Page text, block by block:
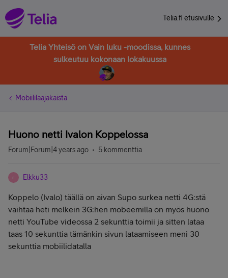
Telia.fi etusivulle
Telia Yhteisö on Vain luku -moodissa, kunnes
sulkeutuu kokonaan lokakuussa
Mobiililaajakaista
Huono netti Ivalon Koppelossa
Forum|Forum|4 years ago 5 kommenttia
E Elkku33
Koppelo (Ivalo) täällä on aivan Supo surkea netti 4G:stä
vaihtaa heti melkein 3G:hen mobeemilla on myös huono
netti YouTube videossa 2 sekunttia toimii ja sitten lataa
taas 10 sekunttia tämänkin sivun lataamiseen meni 30
sekunttia mobiilidatalla